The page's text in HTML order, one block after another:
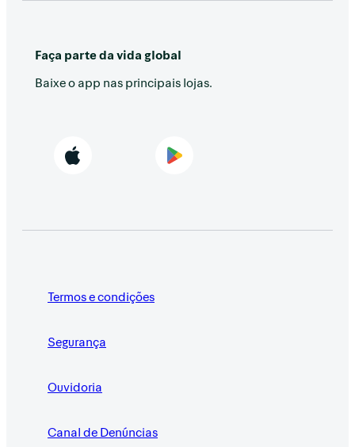
Faça parte da vida global
Baixe o app nas principais lojas.
Termos e condições
Segurança
Ouvidoria
Canal de Denúncias